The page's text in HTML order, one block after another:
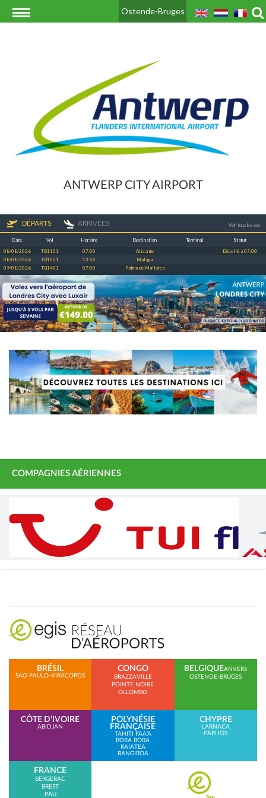
Ostende-Bruges
ANTWERP CITY AIRPORT
DÉPARTS ARRIVÉES Voir tous les vols
Date Vol Horaire Destination Terminal
Statut
08/08/2026
TB1101 07:00 Alicante
Décollé à 07:00
08/08/2026
TB1001 13:50
Malaga
09/08/2026
TB1401 07:00 Palma de Mallorca
COMPAGNIES AÉRIENNES
BRÉSIL
SAO PAULO-VIRACOPOS
CONGO
BRAZZAVILLE
POINTE NOIRE
OLLOMBO
BELGIQUEANVERS
OSTENDE-BRUGES
CÔTE D’IVOIRE
ABIDJAN
POLYNÉSIE
FRANÇAISE
TAHITI FAA’A
BORA BORA
RAIATEA
RANGIROA
CHYPRE
LARNACA
PAPHOS
FRANCE
BERGERAC
BREST
PAU